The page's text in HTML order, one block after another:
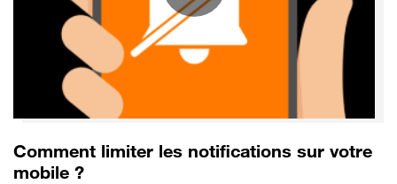
Comment limiter les notifications sur votre
mobile ?